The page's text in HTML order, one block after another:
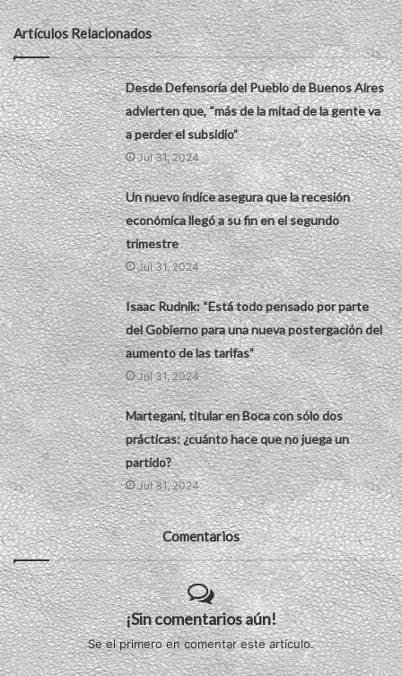
Artículos Relacionados
Desde Defensoría del Pueblo de Buenos Aires
advierten que, “más de la mitad de la gente va
a perder el subsidio”
Jul 31, 2024
Un nuevo índice asegura que la recesión
económica llegó a su fin en el segundo
trimestre
Jul 31, 2024
Isaac Rudnik: “Está todo pensado por parte
del Gobierno para una nueva postergación del
aumento de las tarifas”
Jul 31, 2024
Martegani, titular en Boca con sólo dos
prácticas: ¿cuánto hace que no juega un
partido?
Jul 31, 2024
Comentarios
¡Sin comentarios aún!
Se el primero en comentar este artículo.